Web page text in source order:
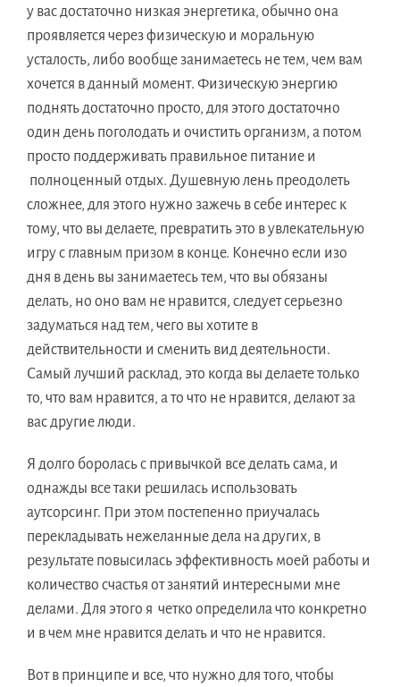
у вас достаточно низкая энергетика, обычно она
проявляется через физическую и моральную
усталость, либо вообще занимаетесь не тем, чем вам
хочется в данный момент. Физическую энергию
поднять достаточно просто, для этого достаточно
один день поголодать и очистить организм, а потом
просто поддерживать правильное питание и
полноценный отдых. Душевную лень преодолеть
сложнее, для этого нужно зажечь в себе интерес к
тому, что вы делаете, превратить это в увлекательную
игру с главным призом в конце. Конечно если изо
дня в день вы занимаетесь тем, что вы обязаны
делать, но оно вам не нравится, следует серьезно
задуматься над тем, чего вы хотите в
действительности и сменить вид деятельности.
Самый лучший расклад, это когда вы делаете только
то, что вам нравится, а то что не нравится, делают за
вас другие люди.
Я долго боролась с привычкой все делать сама, и
однажды все таки решилась использовать
аутсорсинг. При этом постепенно приучалась
перекладывать нежеланные дела на других, в
результате повысилась эффективность моей работы и
количество счастья от занятий интересными мне
делами. Для этого я четко определила что конкретно
и в чем мне нравится делать и что не нравится.
Вот в принципе и все, что нужно для того, чтобы